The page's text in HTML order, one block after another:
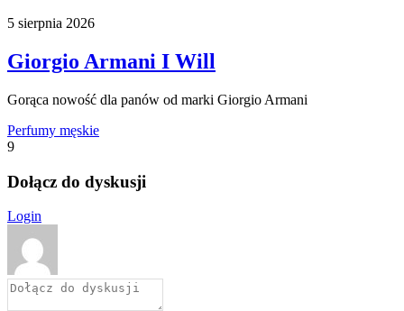
5 sierpnia 2026
Giorgio Armani I Will
Gorąca nowość dla panów od marki Giorgio Armani
Perfumy męskie
9
Dołącz do dyskusji
Login